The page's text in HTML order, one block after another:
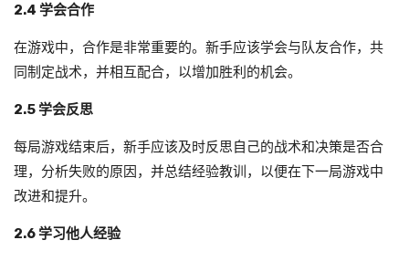
2.4 学会合作
在游戏中，合作是非常重要的。新手应该学会与队友合作，共
同制定战术，并相互配合，以增加胜利的机会。
2.5 学会反思
每局游戏结束后，新手应该及时反思自己的战术和决策是否合
理，分析失败的原因，并总结经验教训，以便在下一局游戏中
改进和提升。
2.6 学习他人经验